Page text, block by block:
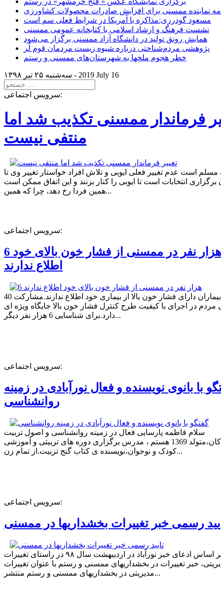
نماینده ممسنی برای افزایش صادرات محصولات کشاورزی
مسعود گودرزی:مذاکره با آمریکا در شرایط فعلی سم است
نشست فرهنگ و ارشاد اسلامی با کتابخانه عمومی ممسنی
همایش رونق تولید در دانشگاه آزاد ممسنی برگزار می‌شود
پژوهشی مردم‌شناختی درباره شیوه زیست مردمان قوم لُر
خطر هجوم ملخها به شهرستان‌های ممسنی و رستم
سه‌شنبه ۲۵ تير ۱۳۹۸ - 2019 July 16
سرویس اجتماعی:
فرماندار ممسنی تکذیب شد اما
منتفی نیست
مسلم است عدم تغییر فعلی ایوبی و تلاش افراد خواستار تغییر وی تا
برگزاری انتخابات است تا ایوبی را کنار بزنند و این اتفاق ممکن است
همین فردا رخ دهد، چرا که همین...
سرویس اجتماعی:
6 هزار نفر در ممسنی از فشار خون بالای خود
اطلاع ندارند
40 درصد بیماران دارای فشار خون بالا از بیماری خود اطلاع ندارند.مشارکت
در اجرای با کیفیت طرح کنترل فشار خون بالا جایگاه ویژه ای
دارد.برای شناسایی 6 هزار نفر دیگر...
سرویس اجتماعی:
با بانوی نویسنده و فعال نورآبادی در زمینه
روانشناسی
سلام فاطمه پارسایی فعال در زمینه روانشناسی و اصول تربیت
کودکان،متولد 1369 هستم ، مدرس برگزاری دوره های تربیتی و آموزشی
کودک و نوجوان،نویسنده ی کتاب گنج تربیت.از تمام زن...
سرویس اجتماعی:
رسمی خبر تغییرات بخشداریها در ممسنی
بر اساس ادعای خبر نورآباد در اردیبهشت سال ۹۸ در راستای تغییرات
خبر تغییرات در بخشداریهای ممسنی و رستم با عنوان تغییرات
مدیریتی در بخشداریهای ممسنی و رستم منتشر...